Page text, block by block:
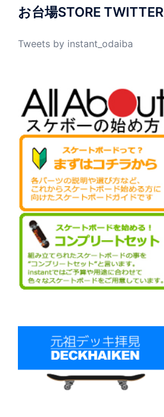
お台場STORE TWITTER
Tweets by instant_odaiba